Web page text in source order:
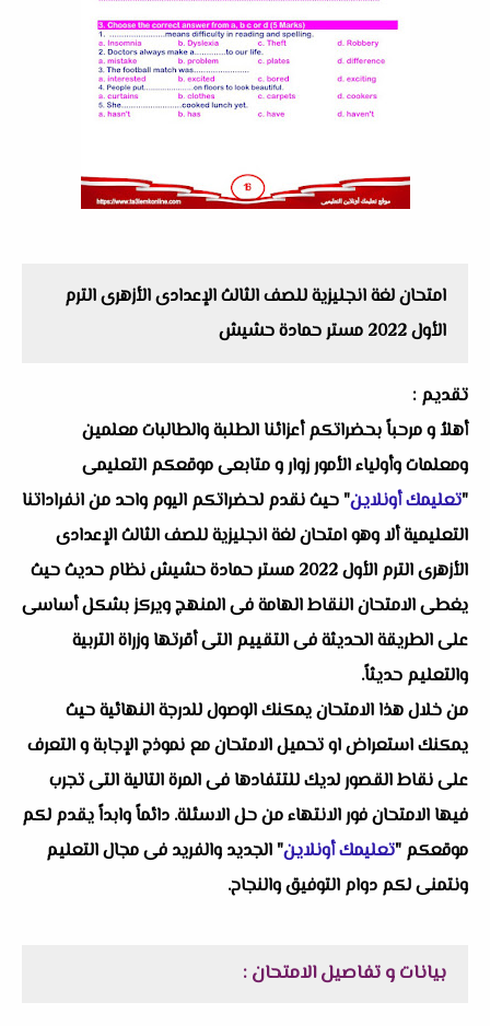
‏‏امتحان لغة انجليزية للصف الثالث الإعدادى الأزهرى الترم
الأول 2022 مستر حمادة حشيش
تقديم :
أهلاُ و مرحباً بحضراتكم أعزائنا الطلبة والطالبات معلمين
ومعلمات وأولياء الأمور زوار و متابعى موقعكم التعليمى
"تعليمك أونلاين" حيث نقدم لحضراتكم اليوم واحد من انفراداتنا
التعليمية ألا وهو ‏‏امتحان لغة انجليزية للصف الثالث الإعدادى
الأزهرى الترم الأول 2022 مستر حمادة حشيش نظام حديث حيث
يغطى الامتحان النقاط الهامة فى المنهج ويركز بشكل أساسى
على الطريقة الحديثة فى التقييم التى أقرتها وزراة التربية
والتعليم حديثاً.
من خلال هذا الامتحان يمكنك الوصول للدرجة النهائية حيث
يمكنك استعراض او تحميل الامتحان مع نموذج الإجابة و التعرف
على نقاط القصور لديك للتتفادها فى المرة التالية التى تجرب
فيها الامتحان فور الانتهاء من حل الاسئلة. دائماً وابداً يقدم لكم
موقعكم "تعليمك أونلاين" الجديد والفريد فى مجال التعليم
ونتمنى لكم دوام التوفيق والنجاح.
بيانات و تفاصيل الامتحان :